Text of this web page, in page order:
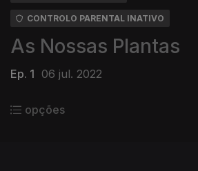
CONTROLO PARENTAL INATIVO
As Nossas Plantas
Ep. 1 06 jul. 2022
opções